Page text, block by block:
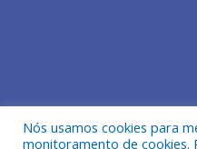
Todos os
Nós usamos cookies para
monitoramento de cookies.